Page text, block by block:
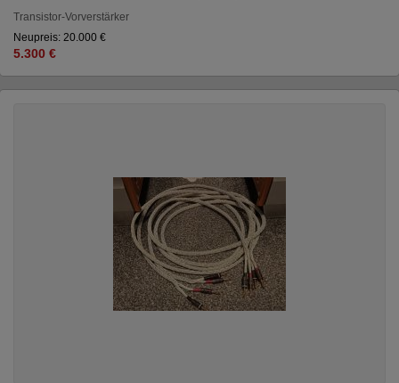
Transistor-Vorverstärker
Neupreis: 20.000 €
5.300 €